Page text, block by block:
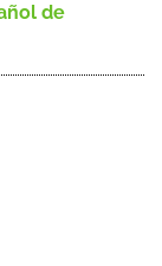
de